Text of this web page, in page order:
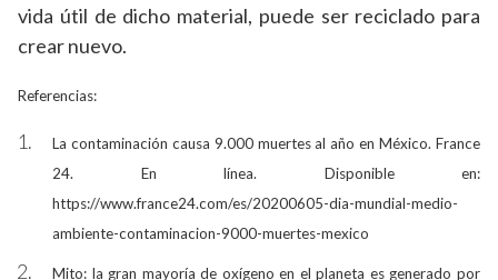
vida útil de dicho material, puede ser reciclado para
crear nuevo.
Referencias:
La contaminación causa 9.000 muertes al año en México. France
24. En línea. Disponible en:
https://www.france24.com/es/20200605-dia-mundial-medio-
ambiente-contaminacion-9000-muertes-mexico
Mito: la gran mayoría de oxígeno en el planeta es generado por